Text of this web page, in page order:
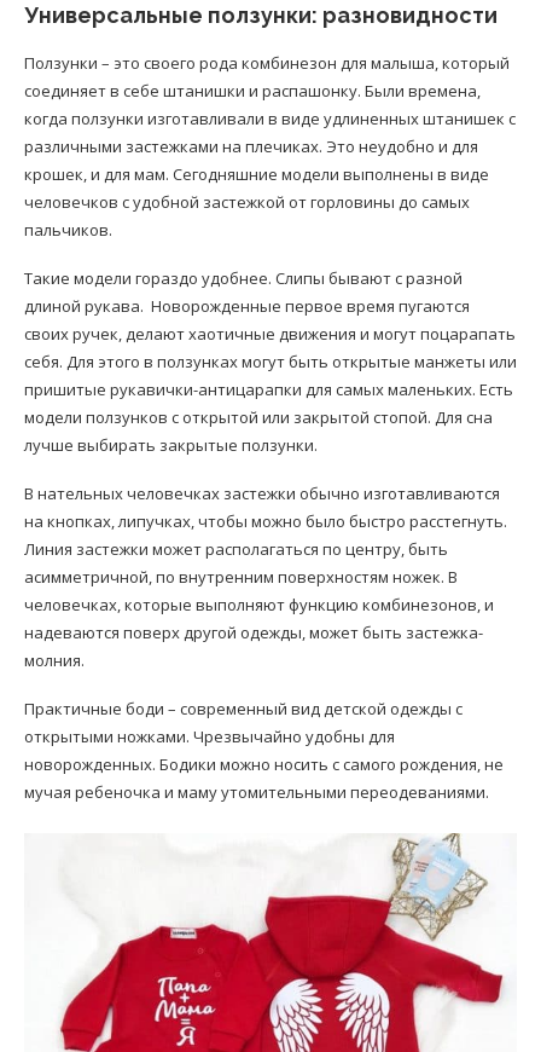
Универсальные ползунки: разновидности
Ползунки – это своего рода комбинезон для малыша, который
соединяет в себе штанишки и распашонку. Были времена,
когда ползунки изготавливали в виде удлиненных штанишек с
различными застежками на плечиках. Это неудобно и для
крошек, и для мам. Сегодняшние модели выполнены в виде
человечков с удобной застежкой от горловины до самых
пальчиков.
Такие модели гораздо удобнее. Слипы бывают с разной
длиной рукава. Новорожденные первое время пугаются
своих ручек, делают хаотичные движения и могут поцарапать
себя. Для этого в ползунках могут быть открытые манжеты или
пришитые рукавички-антицарапки для самых маленьких. Есть
модели ползунков с открытой или закрытой стопой. Для сна
лучше выбирать закрытые ползунки.
В нательных человечках застежки обычно изготавливаются
на кнопках, липучках, чтобы можно было быстро расстегнуть.
Линия застежки может располагаться по центру, быть
асимметричной, по внутренним поверхностям ножек. В
человечках, которые выполняют функцию комбинезонов, и
надеваются поверх другой одежды, может быть застежка-
молния.
Практичные боди – современный вид детской одежды с
открытыми ножками. Чрезвычайно удобны для
новорожденных. Бодики можно носить с самого рождения, не
мучая ребеночка и маму утомительными переодеваниями.